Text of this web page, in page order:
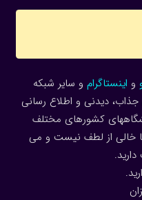
و اینستاگرام و سایر شبکه
دیدنی و اطلاع رسانی
کشورهای مختلف
خالی از لطف نیست و می